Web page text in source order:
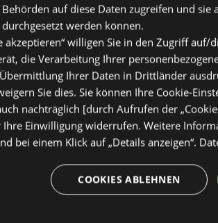
auf diese Daten zugreifen und sie
werden können.
akzeptieren“ willigen Sie in den Zugriff auf/
die Verarbeitung Ihrer
Ihrer Daten in Drittländer
Sie dies. Sie können Ihre Cookie-
nachträglich [durch Aufrufen der
Ihre Einwilligung widerrufen. Weitere
bei einem Klick auf „Details anzeigen“.
COOKIES ABLEHNEN